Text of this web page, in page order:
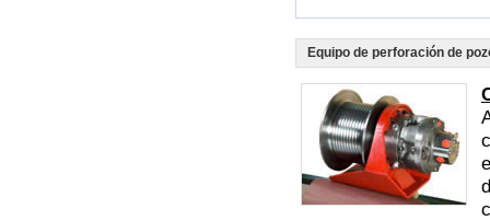
Equipo de perforación de